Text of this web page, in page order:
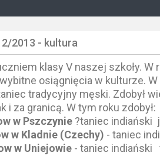
2013 - kultura
klasy V naszej szkoły. W
osiągnięcia w kulturze.
tradycyjny męski. Zdobył
i za granicą. W tym roku zdobył:
w Pszczynie ?taniec indiański
w Kladnie (Czechy) - taniec
w Uniejowie - taniec indiański